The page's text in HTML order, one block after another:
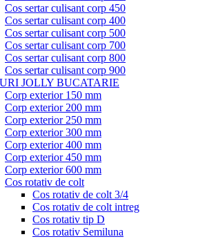
Cos sertar culisant corp 450
Cos sertar culisant corp 400
Cos sertar culisant corp 500
Cos sertar culisant corp 700
Cos sertar culisant corp 800
Cos sertar culisant corp 900
JOLLY BUCATARIE
Corp exterior 150 mm
Corp exterior 200 mm
Corp exterior 250 mm
Corp exterior 300 mm
Corp exterior 400 mm
Corp exterior 450 mm
Corp exterior 600 mm
Cos rotativ de colt
Cos rotativ de colt 3/4
Cos rotativ de colt intreg
Cos rotativ tip D
Cos rotativ Semiluna